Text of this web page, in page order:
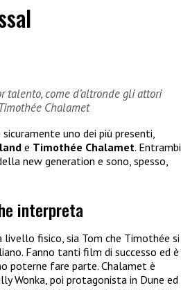
talento, come d’altronde gli attori
Chalamet
sicuramente uno dei più presenti,
e Timothée Chalamet. Entrambi
new generation e sono, spesso,
interpreta
livello fisico, sia Tom che Timothée si
Fanno tanti film di successo ed è
poterne fare parte. Chalamet è
Wonka, poi protagonista in Dune ed